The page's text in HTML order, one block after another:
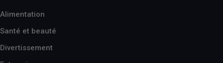
Alimentation
Santé et beauté
Divertissement